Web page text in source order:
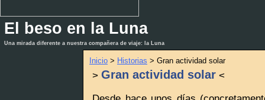
El beso en la Luna
Una mirada diferente a nuestra compañera de viaje: la Luna
Inicio > Historias > Gran actividad solar
> Gran actividad solar <